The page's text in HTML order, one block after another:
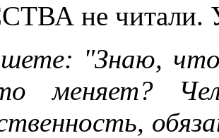
не читали.
"Знаю,
меняет?